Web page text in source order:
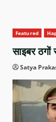
Featured
साइबर ठगों
Satya